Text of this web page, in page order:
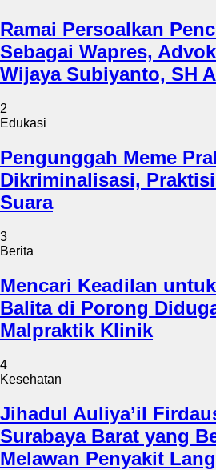
Ramai Persoalkan
Sebagai Wapres,
Wijaya Subiyanto, SH
2
Edukasi
Pengunggah Meme
Dikriminalisasi,
Suara
3
Berita
Mencari Keadilan
Balita di Porong
Malpraktik Klinik
4
Kesehatan
Jihadul Auliya’il
Surabaya Barat yang
Melawan Penyakit